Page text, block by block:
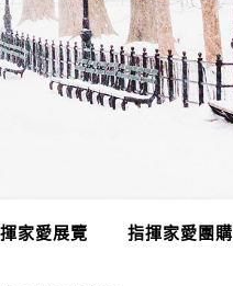
家愛展覽 指揮家愛團購